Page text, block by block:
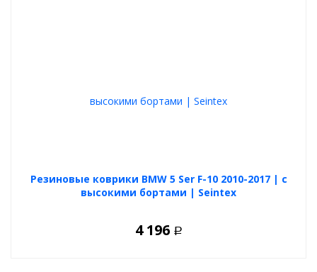
Резиновые коврики BMW 5 Ser F-10 2010-2017 | с
высокими бортами | Seintex
4 196 Р